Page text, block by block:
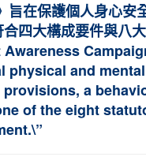
在保護個人身心安
四大構成要件與八
and
a
of the eight